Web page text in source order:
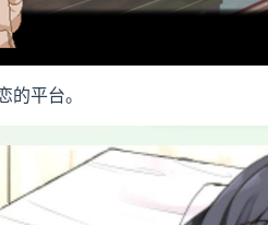
平台。